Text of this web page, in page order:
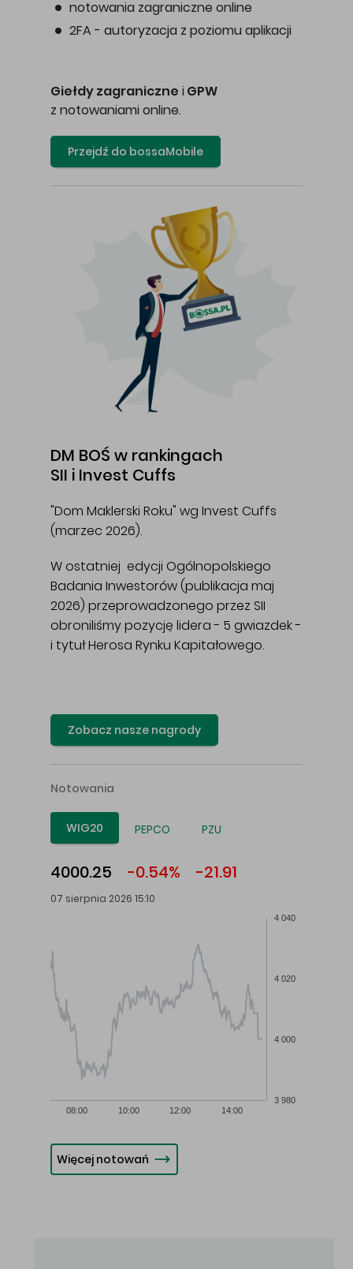
notowania zagraniczne online
2FA - autoryzacja z poziomu aplikacji
Giełdy zagraniczne i GPW
z notowaniami online.
Przejdź do bossaMobile
DM BOŚ w rankingach
SII i Invest Cuffs
"Dom Maklerski Roku" wg Invest Cuffs
(marzec 2026).
W ostatniej edycji Ogólnopolskiego
Badania Inwestorów (publikacja maj
2026) przeprowadzonego przez SII
obroniliśmy pozycję lidera - 5 gwiazdek -
i tytuł Herosa Rynku Kapitałowego.
Zobacz nasze nagrody
Notowania
WIG20 PEPCO PZU
4000.25 -0.54% -21.91
07 sierpnia 2026 15:10
08:00 10:00 12:00 14:00
3 980
4 000
4 020
4 040
Więcej notowań